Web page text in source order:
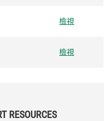
檢視
檢視
RESOURCES